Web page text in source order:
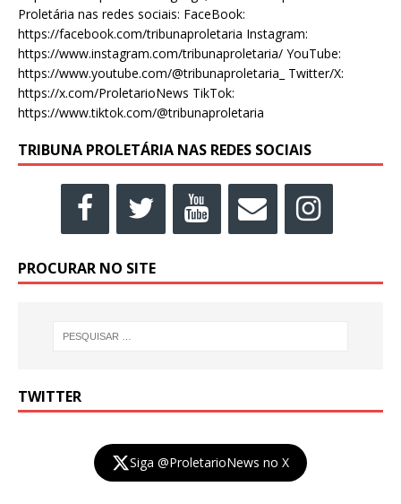
Proletária nas redes sociais: FaceBook:
https://facebook.com/tribunaproletaria Instagram:
https://www.instagram.com/tribunaproletaria/ YouTube:
https://www.youtube.com/@tribunaproletaria_ Twitter/X:
https://x.com/ProletarioNews TikTok:
https://www.tiktok.com/@tribunaproletaria
TRIBUNA PROLETÁRIA NAS REDES SOCIAIS
PROCURAR NO SITE
TWITTER
Siga @ProletarioNews no X